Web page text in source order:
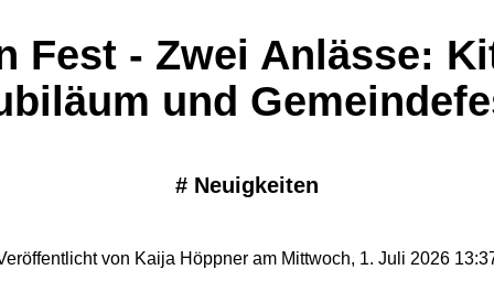
Fest - Zwei Anlässe:
und
# Neuigkeiten
von Kaija Höppner am Mittwoch, 1. Juli 2026